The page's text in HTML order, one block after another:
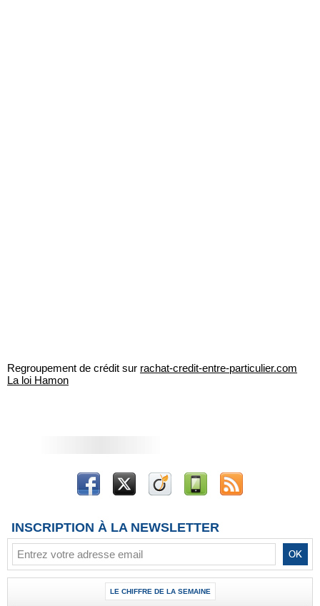
Regroupement de crédit sur rachat-credit-entre-particulier.com
La loi Hamon
INSCRIPTION À LA NEWSLETTER
LE CHIFFRE DE LA SEMAINE